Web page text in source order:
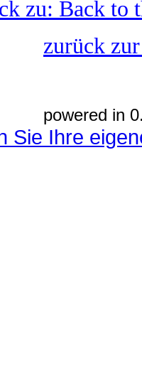
zu: Back to
zurück
powered in
Sie Ihre